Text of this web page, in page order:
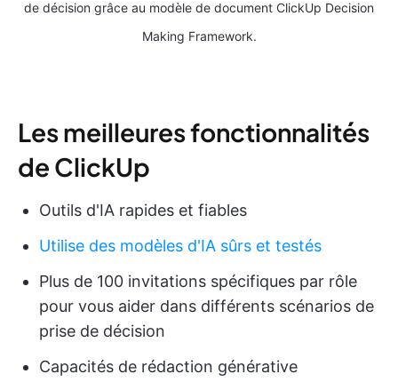
de décision grâce au modèle de document ClickUp Decision
Making Framework.
Les meilleures fonctionnalités
de ClickUp
Outils d'IA rapides et fiables
Utilise des modèles d'IA sûrs et testés
Plus de 100 invitations spécifiques par rôle
pour vous aider dans différents scénarios de
prise de décision
Capacités de rédaction générative